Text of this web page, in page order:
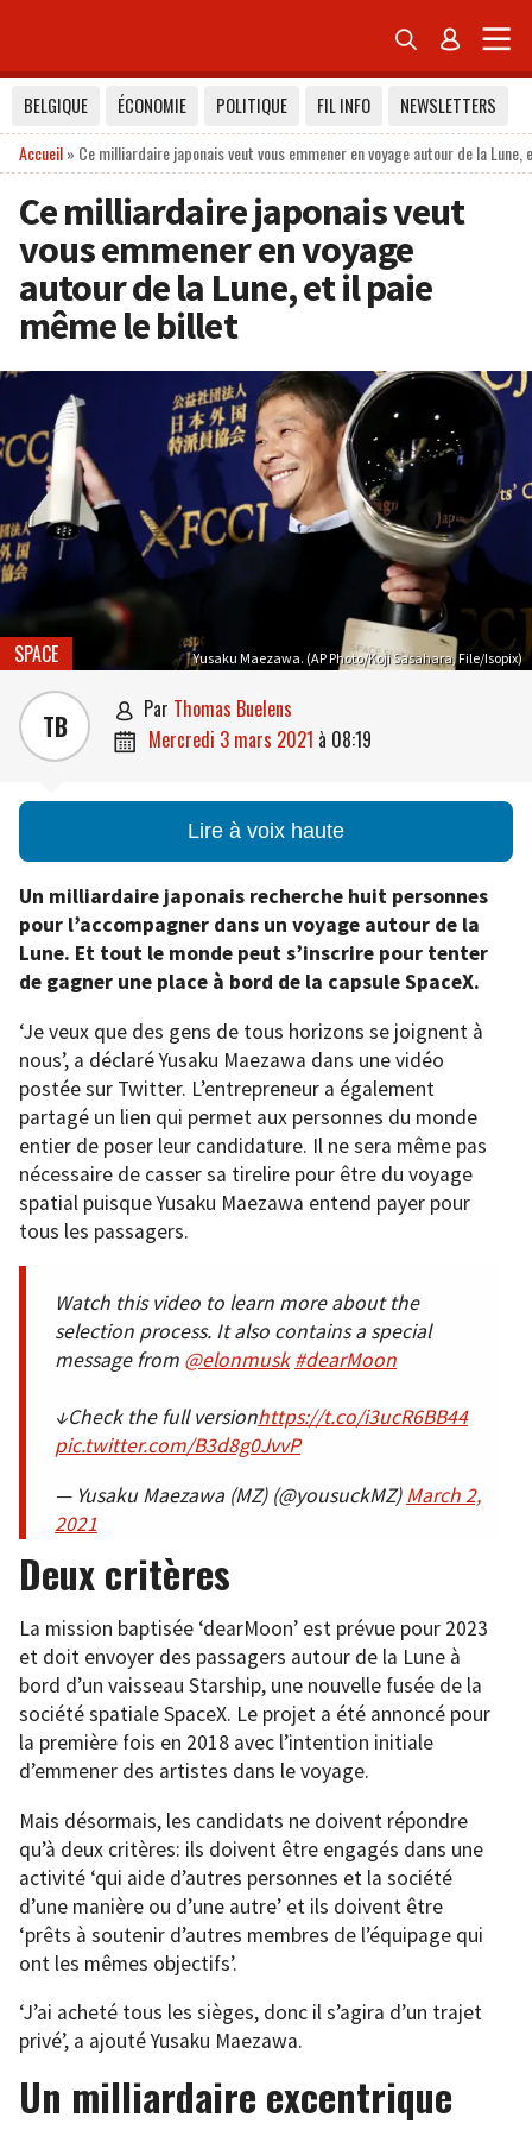
 
BELGIQUE ÉCONOMIE POLITIQUE FIL INFO
NEWSLETTERS
Accueil» Ce milliardaire japonais veut vous emmener en voyage autour de la
Ce milliardaire japonais veut
vous emmener en voyage
autour de la Lune, et il paie
même le billet
Yusaku Maezawa. (AP Photo/Koji Sasahara, File/Isopix)
SPACE
TB  par Thomas Buelens
 mercredi 3 mars 2021 à 08:19
Lire à voix haute
Un milliardaire japonais recherche huit personnes
pour l’accompagner dans un voyage autour de la
Lune. Et tout le monde peut s’inscrire pour tenter
de gagner une place à bord de la capsule SpaceX.
‘Je veux que des gens de tous horizons se joignent à
nous’, a déclaré Yusaku Maezawa dans une vidéo
postée sur Twitter. L’entrepreneur a également
partagé un lien qui permet aux personnes du monde
entier de poser leur candidature. Il ne sera même pas
nécessaire de casser sa tirelire pour être du voyage
spatial puisque Yusaku Maezawa entend payer pour
tous les passagers.
Watch this video to learn more about the
selection process. It also contains a special
message from @elonmusk #dearMoon
↓Check the full versionhttps://t.co/i3ucR6BB44
pic.twitter.com/B3d8g0JvvP
— Yusaku Maezawa (MZ) (@yousuckMZ)March 2,
2021
Deux critères
La mission baptisée ‘dearMoon’ est prévue pour 2023
et doit envoyer des passagers autour de la Lune à
bord d’un vaisseau Starship, une nouvelle fusée de la
société spatiale SpaceX. Le projet a été annoncé pour
la première fois en 2018 avec l’intention initiale
d’emmener des artistes dans le voyage.
Mais désormais, les candidats ne doivent répondre
qu’à deux critères: ils doivent être engagés dans une
activité ‘qui aide d’autres personnes et la société
d’une manière ou d’une autre’ et ils doivent être
‘prêts à soutenir d’autres membres de l’équipage qui
ont les mêmes objectifs’.
‘J’ai acheté tous les sièges, donc il s’agira d’un trajet
privé’, a ajouté Yusaku Maezawa.
Un milliardaire excentrique